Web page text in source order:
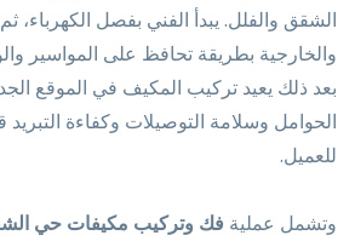
الشقق والفلل. يبدأ الفني بفصل الكهرباء،
والخارجية بطريقة تحافظ على المواسير
بعد ذلك يعيد تركيب المكيف في الموقع
الحوامل وسلامة التوصيلات وكفاءة التبريد
للعميل.
وتشمل عملية فك وتركيب مكيفات حي